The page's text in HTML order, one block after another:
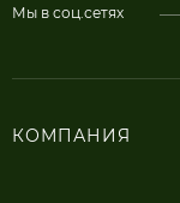
Мы в соц.сетях
КОМПАНИЯ